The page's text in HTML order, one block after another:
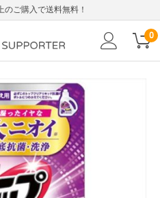
ご購入で送料無料！
0